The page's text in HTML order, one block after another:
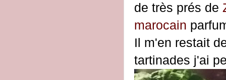
de très prés de
marocain
Il m'en restait
tartinades j'ai